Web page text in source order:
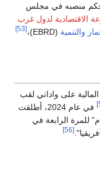
بحكم منصبه في مجلس
الاقتصادية لدول غرب
والتنمية (EBRD)، [53]
المالية على واداني لقب
في عام 2024، أطلقت
للمرة الرابعة في
[56]